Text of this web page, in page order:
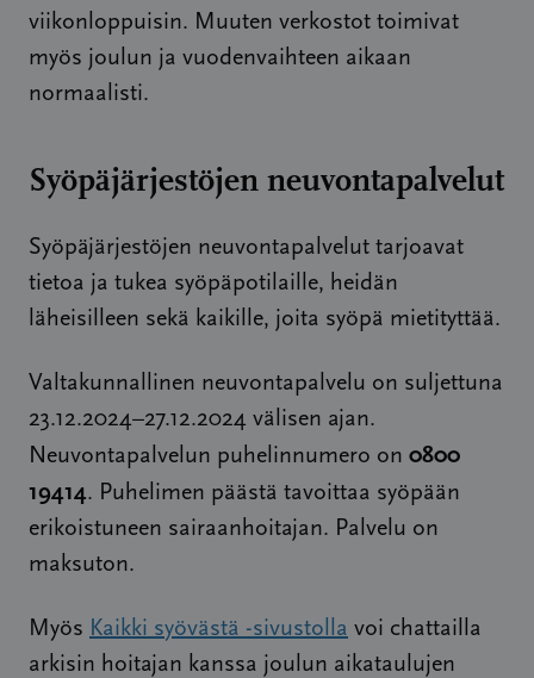
viikonloppuisin. Muuten verkostot toimivat
myös joulun ja vuodenvaihteen aikaan
normaalisti.
Syöpäjärjestöjen neuvontapalvelut
Syöpäjärjestöjen neuvontapalvelut tarjoavat
tietoa ja tukea syöpäpotilaille, heidän
läheisilleen sekä kaikille, joita syöpä mietityttää.
Valtakunnallinen neuvontapalvelu on suljettuna
23.12.2024–27.12.2024 välisen ajan.
Neuvontapalvelun puhelinnumero on 0800
19414. Puhelimen päästä tavoittaa syöpään
erikoistuneen sairaanhoitajan. Palvelu on
maksuton.
Myös Kaikki syövästä -sivustolla voi chattailla
arkisin hoitajan kanssa joulun aikataulujen